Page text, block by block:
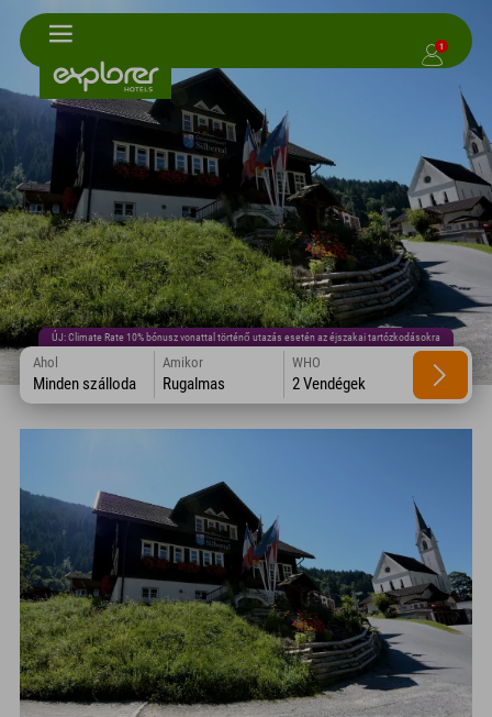
1
ÚJ: Climate Rate 10% bónusz vonattal történő utazás esetén az éjszakai tartózkodásokra
Ahol
Minden szálloda
Amikor
Rugalmas
WHO
2 Vendégek